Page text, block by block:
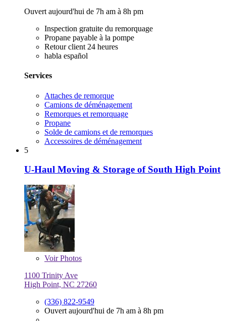
Ouvert aujourd'hui de 7h am à 8h pm
Inspection gratuite du remorquage
Propane payable à la pompe
Retour client 24 heures
habla español
Services
Attaches de remorque
Camions de déménagement
Remorques et remorquage
Propane
Solde de camions et de remorques
Accessoires de déménagement
5
U-Haul Moving & Storage of South High Point
VoirPhotos
1100 Trinity Ave
High Point, NC 27260
(336) 822-9549
Ouvert aujourd'hui de 7h am à 8h pm